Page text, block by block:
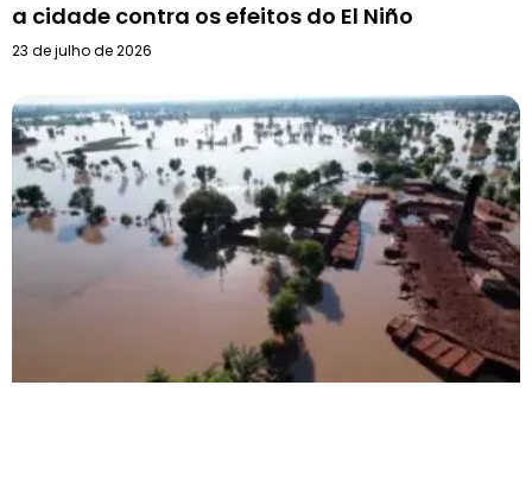
a cidade contra os efeitos do El Niño
23 de julho de 2026